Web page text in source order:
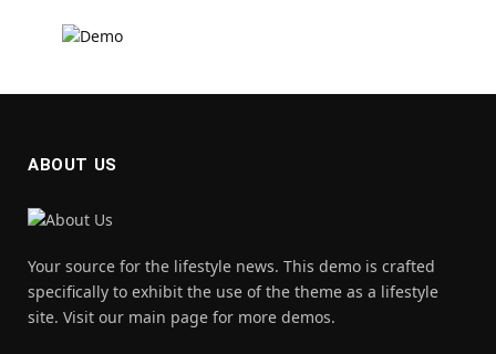
ABOUT US
Your source for the lifestyle news. This demo is crafted
specifically to exhibit the use of the theme as a lifestyle
site. Visit our main page for more demos.